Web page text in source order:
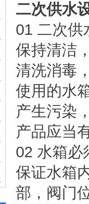
二次供水
01 二次供
保持清洁
清洗消毒
使用的水
产生污染
产品应当
02 水箱必
保证水箱
部，阀门